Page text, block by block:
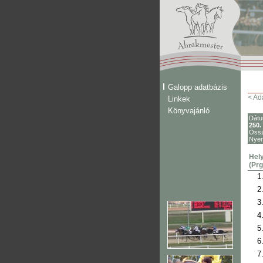
Galopp adatbázis
Linkek
Könyvajánló
<
250.
1.
2.
3.
4.
5.
6.
7.